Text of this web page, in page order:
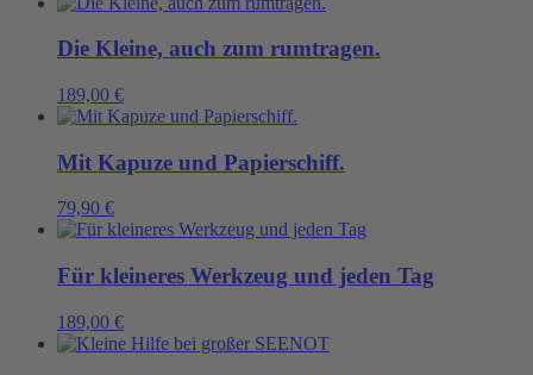
Die Kleine, auch zum rumtragen.
189,00 €
Mit Kapuze und Papierschiff.
79,90 €
Für kleineres Werkzeug und jeden Tag
189,00 €